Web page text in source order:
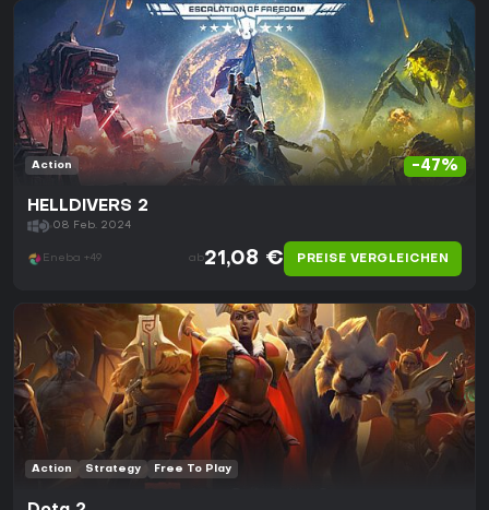
-47%
Action
HELLDIVERS 2
08 Feb. 2024
Eneba +49 ab21,08 € PREISE VERGLEICHEN
Action Strategy Free To Play